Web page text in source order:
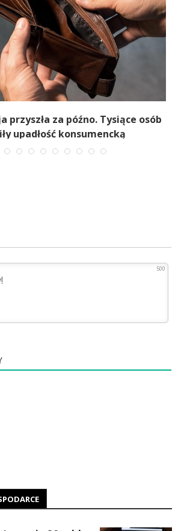
przyszła za późno. Tysiące osób
upadłość konsumencką
500